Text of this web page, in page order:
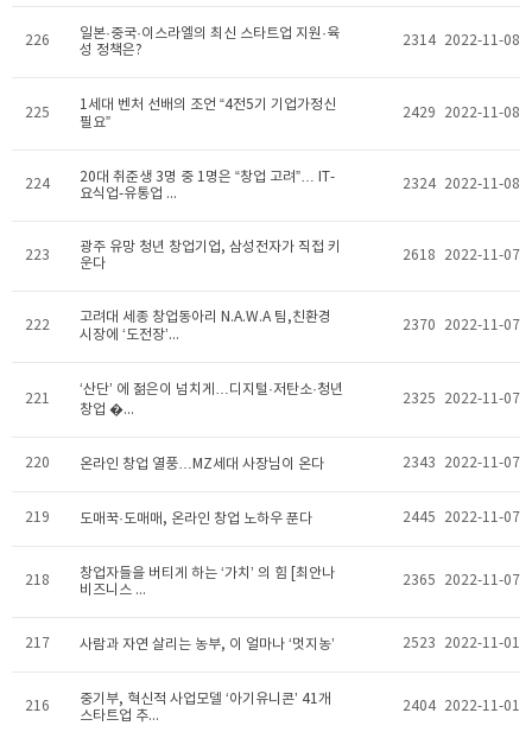
226
일본·중국·이스라엘의 최신 스타트업 지원·육
성 정책은?
2314 2022-11-08
225
1세대 벤처 선배의 조언 “4전5기 기업가정신
필요”
2429 2022-11-08
224
20대 취준생 3명 중 1명은 “창업 고려”… IT-
요식업-유통업 ...
2324 2022-11-08
223
광주 유망 청년 창업기업, 삼성전자가 직접 키
운다
2618 2022-11-07
222
고려대 세종 창업동아리 N.A.W.A 팀,친환경
시장에 ‘도전장’...
2370 2022-11-07
221
‘산단’ 에 젊은이 넘치게…디지털·저탄소·청년
창업 �...
2325 2022-11-07
220 온라인 창업 열풍…MZ세대 사장님이 온다 2343 2022-11-07
219 도매꾹·도매매, 온라인 창업 노하우 푼다 2445 2022-11-07
218
창업자들을 버티게 하는 ‘가치’ 의 힘 [최안나
비즈니스 ...
2365 2022-11-07
217 사람과 자연 살리는 농부, 이 얼마나 ‘멋지농’ 2523 2022-11-01
216
중기부, 혁신적 사업모델 ‘아기유니콘’ 41개
스타트업 추...
2404 2022-11-01